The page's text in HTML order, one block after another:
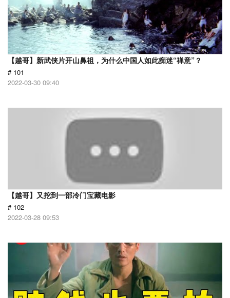
【越哥】新武侠片开山鼻祖，为什么中国人如此痴迷“禅意”？
# 101
2022-03-30 09:40
【越哥】又挖到一部冷门宝藏电影
# 102
2022-03-28 09:53